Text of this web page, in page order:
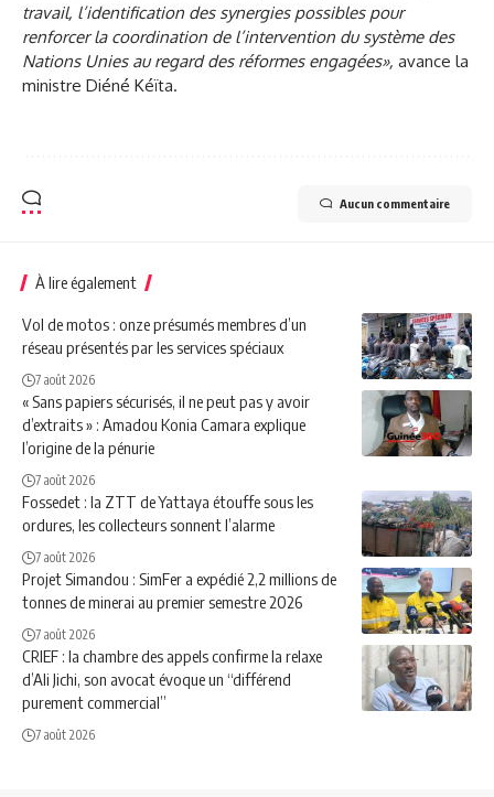
travail, l’identification des synergies possibles pour
renforcer la coordination de l’intervention du système des
Nations Unies au regard des réformes engagées», avance la
ministre Diéné Kéïta.
Aucun commentaire
À lire également
Vol de motos : onze présumés membres d’un
réseau présentés par les services spéciaux
7 août 2026
« Sans papiers sécurisés, il ne peut pas y avoir
d’extraits » : Amadou Konia Camara explique
l’origine de la pénurie
7 août 2026
Fossedet : la ZTT de Yattaya étouffe sous les
ordures, les collecteurs sonnent l’alarme
7 août 2026
Projet Simandou : SimFer a expédié 2,2 millions de
tonnes de minerai au premier semestre 2026
7 août 2026
CRIEF : la chambre des appels confirme la relaxe
d’Ali Jichi, son avocat évoque un “différend
purement commercial”
7 août 2026